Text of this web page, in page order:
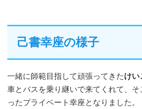
己書幸座の様子
一緒に師範目指して頑張ってきたけい
車とバスを乗り継いで来てくれて、そ
ったプライベート幸座となりました。